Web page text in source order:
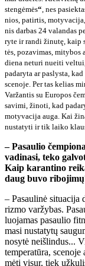
sten­gė­mės“ , nes
nios, pa­tir­tis,
nis dar­bas 24 va­lan­das
ry­te ir ran­di ži­nu­tę, kaip
tės, po­za­vi­mas, mi­ty­bos
die­na ne­tu­ri nu­ei­ti
pa­da­ry­ta ar pa­slys­ta,
sce­no­je. Per tas ke­lias
Var­žan­tis su Eu­ro­pos
sa­vi­mi, ži­no­ti, kad
mo­ty­va­ci­ja au­ga. Kai
nu­sta­ty­ti ir tik lai­ko
– Pa­sau­lio
va­di­na­si, te­ko
Kaip ka­ran­ti­no
daug bu­vo
– Pa­sau­li­nė
riz­mo var­žy­bas.
luo­ja­mas pa­sau­lio
ma­si nu­sta­ty­tų
no­sy­tė ne­iš­lin­dus...
tem­pe­ra­tū­ra,
mė­ti vi­sur, tiek